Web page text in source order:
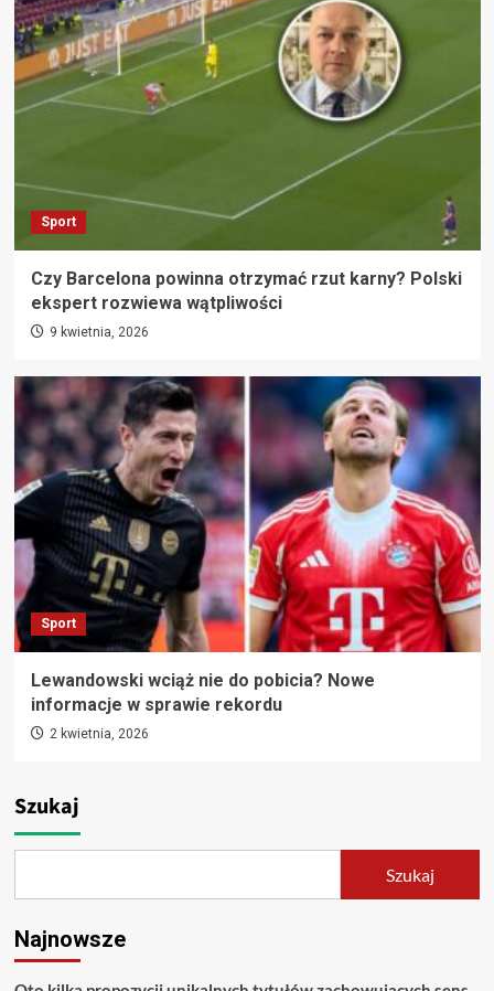
Sport
Czy Barcelona powinna otrzymać rzut karny? Polski
ekspert rozwiewa wątpliwości
9 kwietnia, 2026
Sport
Lewandowski wciąż nie do pobicia? Nowe
informacje w sprawie rekordu
2 kwietnia, 2026
Szukaj
Szukaj
Najnowsze